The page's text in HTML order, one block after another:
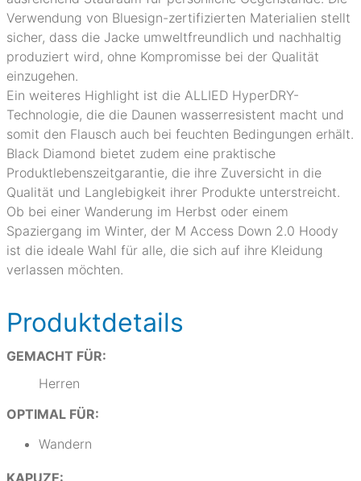
Verwendung von Bluesign-zertifizierten Materialien stellt
sicher, dass die Jacke umweltfreundlich und nachhaltig
produziert wird, ohne Kompromisse bei der Qualität
einzugehen.
Ein weiteres Highlight ist die ALLIED HyperDRY-
Technologie, die die Daunen wasserresistent macht und
somit den Flausch auch bei feuchten Bedingungen erhält.
Black Diamond bietet zudem eine praktische
Produktlebenszeitgarantie, die ihre Zuversicht in die
Qualität und Langlebigkeit ihrer Produkte unterstreicht.
Ob bei einer Wanderung im Herbst oder einem
Spaziergang im Winter, der M Access Down 2.0 Hoody
ist die ideale Wahl für alle, die sich auf ihre Kleidung
verlassen möchten.
Produktdetails
GEMACHT FÜR:
Herren
OPTIMAL FÜR:
Wandern
KAPUZE: